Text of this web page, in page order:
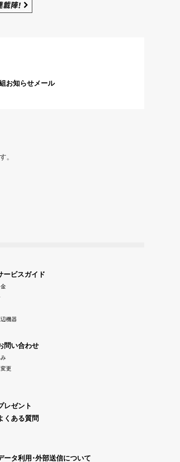
お知らせメール
。
ービスガイド
機器
問い合わせ
更
レゼント
くある質問
ータ利用･外部送信について